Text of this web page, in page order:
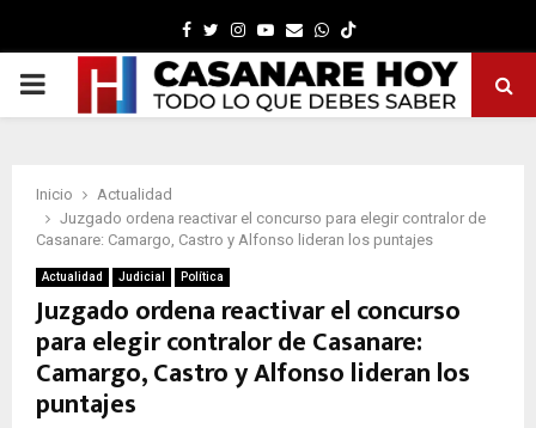
Facebook
TwitterInstagram
Youtube
EmailWhatsapp
PRIMARY
Inicio
Actualidad
Juzgado ordena reactivar el concurso para elegir contralor de
Casanare: Camargo, Castro y Alfonso lideran los puntajes
Actualidad Judicial Política
Juzgado ordena reactivar el concurso
para elegir contralor de Casanare:
Camargo, Castro y Alfonso lideran los
puntajes